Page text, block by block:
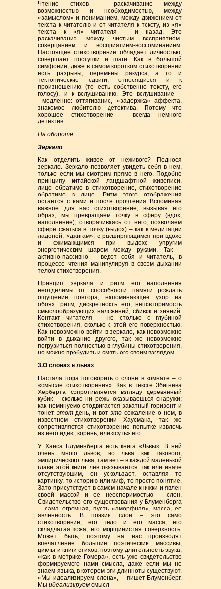
Чтение стихов – раскачивание между
возможностью и необходимостью, между
«замыслом» и пониманием, между движением от
текста к читателю и от читателя к тексту, из «я»
текста к «я» читателя – и назад. Это
раскачивание между чистым восприятием-
созерцанием и восприятием-воспоминанием.
Настоящее стихотворение обладает личностью,
совершает поступки и шаги. Как в большой
симфонии, даже в самом коротком стихотворении
есть разрывы, перемены ракурса, а то и
тектонические сдвиги, относящиеся и к
произношению (то есть собственно тексту, его
голосу), и к вслушиванию. Это вслушивание –
медленно: оттягивание, «задержка» аффекта,
знакомое любителю детектива. Потому что
хорошее стихотворение – всегда немного
детектив.
На обороте:
Зеркало
Как отделить живое от неживого? Поднося
зеркало. Зеркало позволяет увидеть себя в нем,
только если мы смотрим прямо в него. Подобно
принципу китайской ландшафтной живописи,
лицо обратимо в стихотворение, стихотворение
обратимо в лицо. Ритм этого отображения
остается с нами и после прочтения. Вспоминая
важное для нас стихотворение, вызывая его
образ, мы превращаем точку в сферу (вдох,
наполнение); отворачиваясь от него, позволяем
сфере сжаться в точку (выдох) – как в медитации
ладоней, «джигам», с расширяющимся при вдохе
и сжимающимся при выдохе упругим
энергетическим шаром между руками. Так –
активно-пассивно – ведет себя и читатель, в
процессе чтения манипулируя в своем дыхании
телом стихотворения.
Принцип зеркала и ритм его наполнения
неотделимы от способности памяти рождать
ощущение повтора, напоминающее узор на
обоях: ритм, дискретность его, неповторимость
смыслообразующих наложений, сбивок и зияний.
Контакт читателя – не столько с глубиной
стихотворения, сколько с этой его поверхностью.
Как невозможно войти в зеркало, как невозможно
войти в дыхание другого, так же невозможно
погрузиться полностью в глубины стихотворения,
но можно пробудить и смять его своим взглядом.
3.О слонах и львах
Настала пора поговорить о слоне в комнате – о
«смысле стихотворения». Как в тексте Збигнева
Херберта сопротивляется взгляду деревянный
кубик – сколько ни режь, оказываешься снаружи;
как неминуемо отодвигается закатный горизонт и
тонетэтот день, и вотэтосожаление о нем, в
известном стихотворении Хаусмана, так же
сопротивляется стихотворение попытке извлечь
из него идею, корень, или «суть» его.
У Ханса Блуменберга есть книга «Львы». В ней
очень много львов, но льва как такового,
эмпирического льва, там нет – в каждой маленькой
главе этой книги лев оказывается так или иначе
отсутствующим, он ускользает, оставляя то
картинку, то историю или миф, то просто понятие.
Зато присутствует в самом начале книжки и явлен
своей массой и ее неоспоримостью – слон.
Свидетельство его существования у Блуменберга
– сама огромная, пусть «аморфная», масса, ее
явленность. В поэзии слон – это само
стихотворение, его тело и его масса, его
складчатая кожа, его морщинистая поверхность.
Может быть, поэтому на нас производят
впечатление большие поэтические массивы,
циклы и книги стихов; поэтому длительность звука,
«как в метрике Гомера», есть уже свидетельство
формируемого нами смысла, даже если мы не
знаем языка, в котором эти длинноты существуют.
«Мы идеализируем слона», – пишет Блуменберг.
Мыидеализируемсмысл.